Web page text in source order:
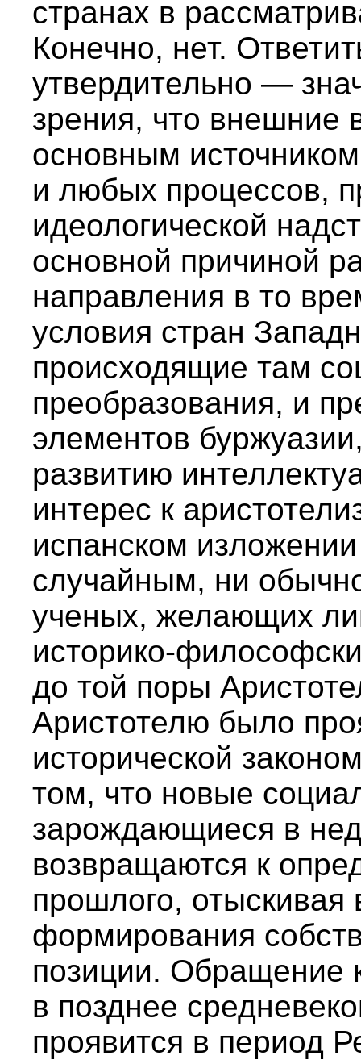
странах в
Конечно, нет.
утвердительно —
зрения, что внешние
основным
и любых процессов,
идеологической
основной причиной
направления в то
условия стран
происходящие там
преобразования, и
элементов
развитию
интерес к
испанском
случайным, ни
ученых, желающих
историко-
до той поры
Аристотелю было
исторической
том, что новые
зарождающиеся в
возвращаются к
прошлого, отыскивая
формирования
позиции. Обращение
в позднее
проявится в период